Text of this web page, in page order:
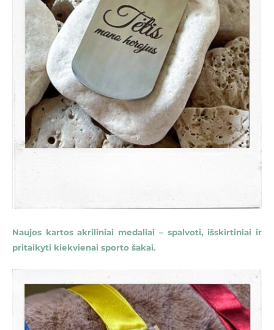
Naujos kartos akriliniai medaliai – spalvoti, išskirtiniai ir
pritaikyti kiekvienai sporto šakai.